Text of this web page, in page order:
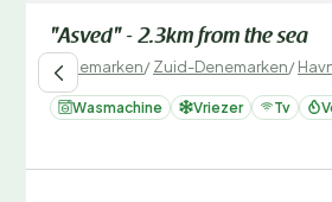
"Asved" - 2.3km from the sea
Denemarken/Zuid-Denemarken/
Wasmachine Vriezer Tv